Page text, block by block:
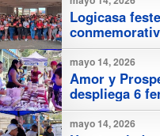
Logicasa
Trabajador y
toda su fuerza
mayo 14, 2026
Amor y
despliega 6
más de 15
mayo 14, 2026